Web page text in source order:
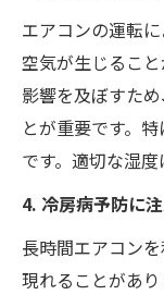
エアコンの運転
空気が生じるこ
影響を及ぼすた
とが重要です。
です。適切な湿度
4. 冷房病予防に
長時間エアコン
現れることがあ